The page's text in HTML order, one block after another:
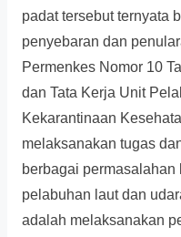
padat tersebut ternyata
penyebaran dan
Permenkes Nomor 10
dan Tata Kerja Unit
Kekarantinaan
melaksanakan tugas
berbagai
pelabuhan laut dan
adalah melaksanakan